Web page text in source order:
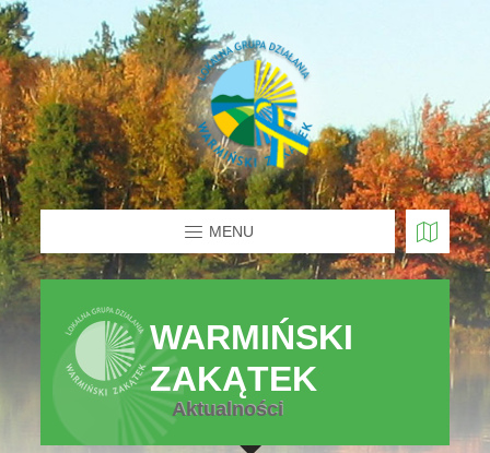
MENU
WARMIŃSKI
ZAKĄTEK
Aktualności